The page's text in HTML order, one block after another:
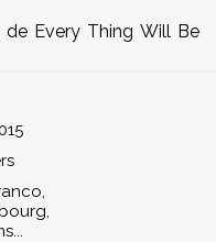
Every Thing Will Be